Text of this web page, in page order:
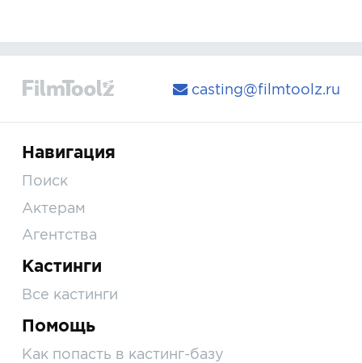
casting@filmtoolz.ru
Навигация
Поиск
Актерам
Агентства
Кастинги
Все кастинги
Помощь
Как попасть в кастинг-базу